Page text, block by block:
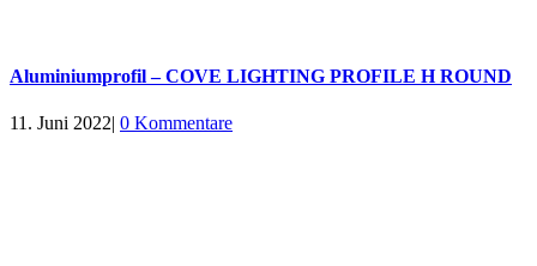
Aluminiumprofil – COVE LIGHTING PROFILE H ROUND
11. Juni 2022| 0 Kommentare